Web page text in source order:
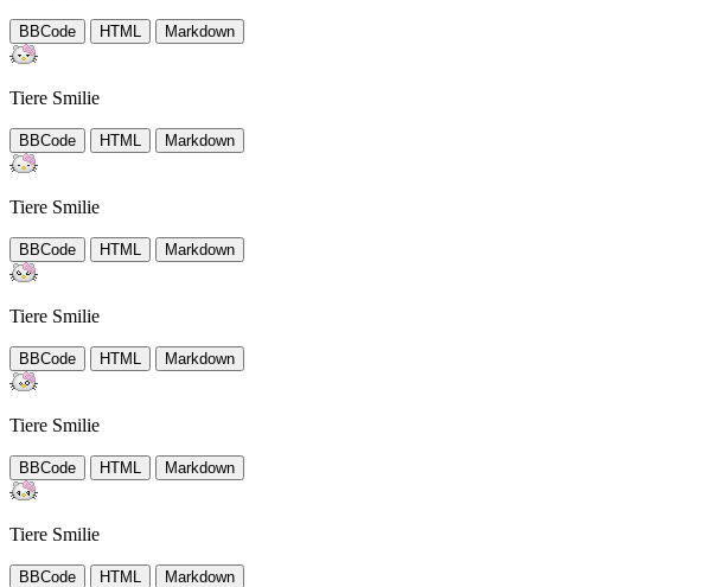
BBCode HTML Markdown
Tiere Smilie
BBCode HTML Markdown
Tiere Smilie
BBCode HTML Markdown
Tiere Smilie
BBCode HTML Markdown
Tiere Smilie
BBCode HTML Markdown
Tiere Smilie
BBCode HTML Markdown